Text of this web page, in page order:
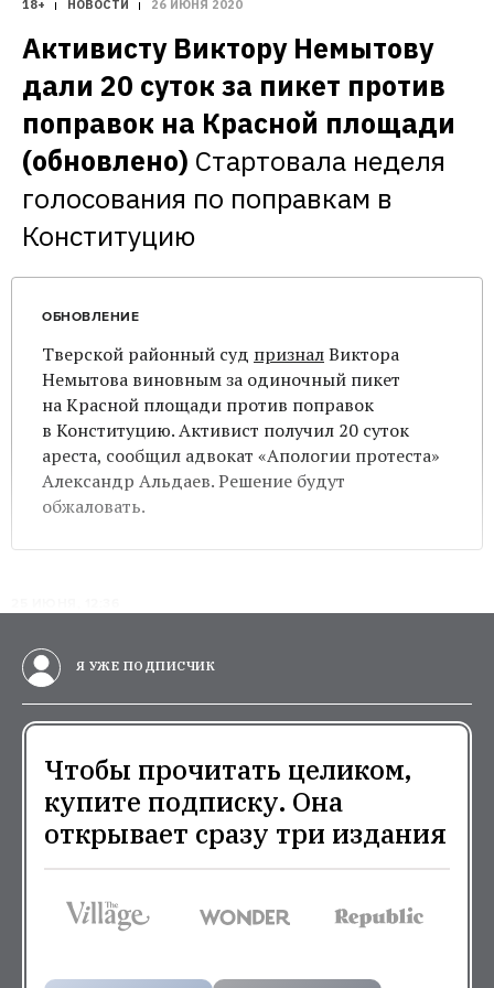
18+ НОВОСТИ 26 ИЮНЯ 2020
Активисту Виктору Немытову
дали 20 суток за пикет против
поправок на Красной площади
(обновлено) Стартовала неделя
голосования по поправкам в
Конституцию
ОБНОВЛЕНИЕ
Тверской районный суд призналВиктора
Немытова виновным за одиночный пикет
на Красной площади против поправок
в Конституцию. Активист получил 20 суток
ареста, сообщил адвокат «Апологии протеста»
Александр Альдаев. Решение будут
обжаловать.
Я УЖЕ ПОДПИСЧИК
Чтобы прочитать целиком,
купите подписку. Она
открывает сразу три издания